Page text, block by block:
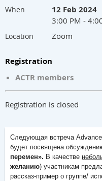
When 12 Feb 2024
3:00 PM -
Location Zoom
Registration
ACTR members
Registration is closed
Следующая встреча
будет посвящена
перемен». В качестве
желанию) участникам
рассказ-пример о группе/